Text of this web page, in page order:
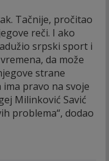
Tačnije, pročitao
reči. I ako
srpski sport i
da može
strane
pravo na svoje
Milinković Savić
problema“, dodao